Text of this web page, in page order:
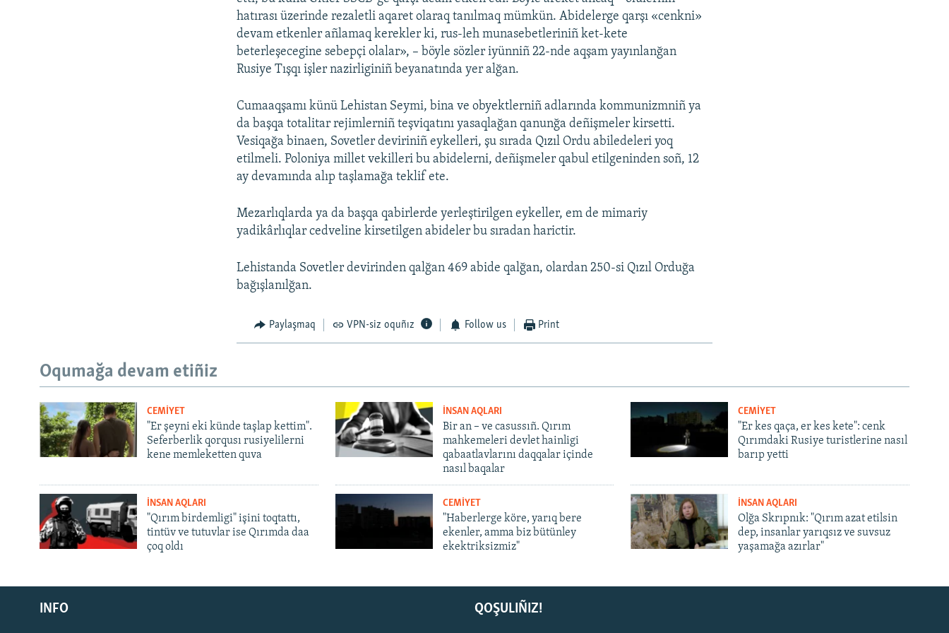
Русский
Українською
hatırası üzerinde rezaletli aqaret olaraq tanılmaq mümkün. Abidelerge qarşı «cenkni»
devam etkenler añlamaq kerekler ki, rus-leh munasebetleriniñ ket-kete
beterleşecegine sebepçi olalar», – böyle sözler iyünniñ 22-nde aqşam yayınlanğan
Rusiye Tışqı işler nazirliginiñ beyanatında yer alğan.
Cumaaqşamı künü Lehistan Seymi, bina ve obyektlerniñ adlarında kommunizmniñ ya
da başqa totalitar rejimlerniñ teşviqatını yasaqlağan qanunğa deñişmeler kirsetti.
Vesiqağa binaen, Sovetler deviriniñ eykelleri, şu sırada Qızıl Ordu abiledeleri yoq
etilmeli. Poloniya millet vekilleri bu abidelerni, deñişmeler qabul etilgeninden soñ, 12
ay devamında alıp taşlamağa teklif ete.
Mezarlıqlarda ya da başqa qabirlerde yerleştirilgen eykeller, em de mimariy
yadikârlıqlar cedveline kirsetilgen abideler bu sıradan harictir.
Lehistanda Sovetler devirinden qalğan 469 abide qalğan, olardan 250-si Qızıl Orduğa
bağışlanılğan.
Paylaşmaq VPN-siz oquñız Follow us Print
Oqumağa devam etiñiz
CEMİYET
"Er şeyni eki künde taşlap kettim".
Seferberlik qorqusı rusiyelilerni
kene memleketten quva
İNSAN AQLARI
Bir an – ve casussıñ. Qırım
mahkemeleri devlet hainligi
qabaatlavlarını daqqalar içinde
nasıl baqalar
CEMİYET
"Er kes qaça, er kes kete": cenk
Qırımdaki Rusiye turistlerine nasıl
barıp yetti
İNSAN AQLARI
"Qırım birdemligi" işini toqtattı,
tintüv ve tutuvlar ise Qırımda daa
çoq oldı
CEMİYET
"Haberlerge köre, yarıq bere
ekenler, amma biz bütünley
ekektriksizmiz"
İNSAN AQLARI
Olğa Skrıpnık: "Qırım azat etilsin
dep, insanlar yarıqsız ve suvsuz
yaşamağa azırlar"
QOŞULIÑIZ!
INFO